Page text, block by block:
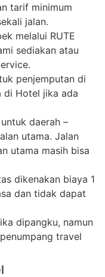
tarif minimum
jalan.
melalui RUTE
sediakan atau
penjemputan di
di Hotel jika ada
daerah –
utama. Jalan
utama masih bisa
dikenakan biaya 1
dan tidak dapat
dipangku, namun
travel